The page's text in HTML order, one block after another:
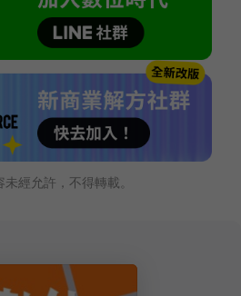
經允許，不得轉載。